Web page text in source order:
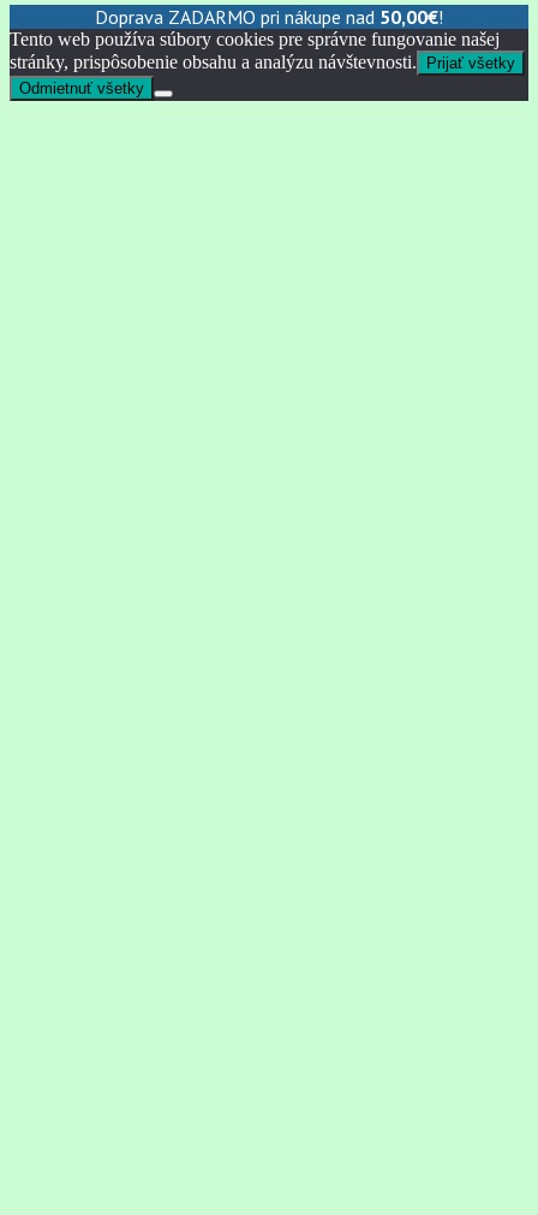
Doprava ZADARMO pri nákupe nad 50,00€!
Tento web používa súbory cookies pre správne fungovanie našej
stránky, prispôsobenie obsahu a analýzu návštevnosti.
Prijať všetky
Odmietnuť všetky